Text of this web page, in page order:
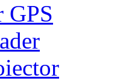
GPS